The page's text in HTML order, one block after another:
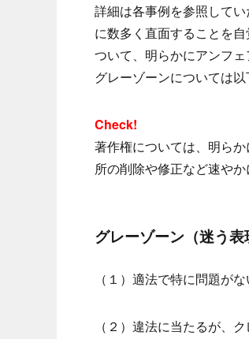
詳細は各事例を参照して
に数多く直面することを
ついて、明らかにアンフ
グレーゾーンについては
Check!
著作権については、明ら
所の削除や修正など速やか
グレーゾーン（迷う
（１）適法で特に問題が
（２）違法に当たるが、